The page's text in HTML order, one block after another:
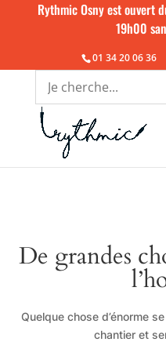
Rythmic Osny est ouvert
19h00
01 34 20 06 36
De grandes
Quelque chose d’énorme
chantier et